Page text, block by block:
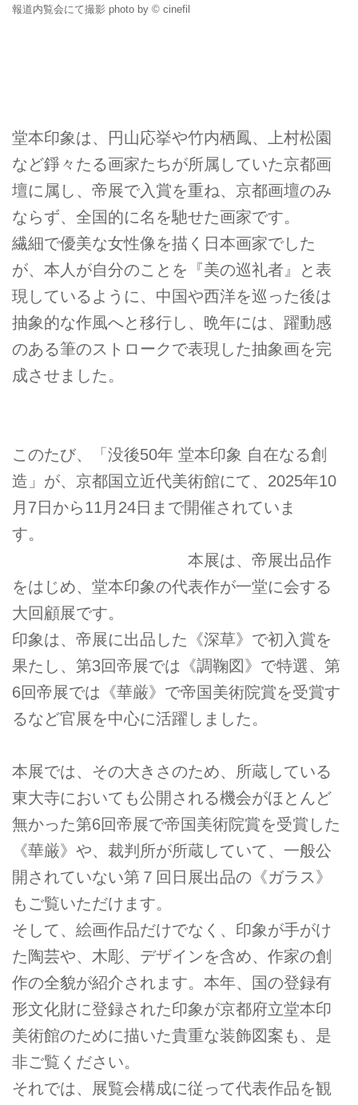
報道内覧会にて撮影 photo by © cinefil
堂本印象は、円山応挙や竹内栖鳳、上村松園
など錚々たる画家たちが所属していた京都画
壇に属し、帝展で入賞を重ね、京都画壇のみ
ならず、全国的に名を馳せた画家です。
繊細で優美な女性像を描く日本画家でした
が、本人が自分のことを『美の巡礼者』と表
現しているように、中国や西洋を巡った後は
抽象的な作風へと移行し、晩年には、躍動感
のある筆のストロークで表現した抽象画を完
成させました。
このたび、「没後50年 堂本印象 自在なる創
造」が、京都国立近代美術館にて、2025年10
月7日から11月24日まで開催されていま
す。
本展は、帝展出品作
をはじめ、堂本印象の代表作が一堂に会する
大回顧展です。
印象は、帝展に出品した《深草》で初入賞を
果たし、第3回帝展では《調鞠図》で特選、第
6回帝展では《華厳》で帝国美術院賞を受賞す
るなど官展を中心に活躍しました。
本展では、その大きさのため、所蔵している
東大寺においても公開される機会がほとんど
無かった第6回帝展で帝国美術院賞を受賞した
《華厳》や、裁判所が所蔵していて、一般公
開されていない第７回日展出品の《ガラス》
もご覧いただけます。
そして、絵画作品だけでなく、印象が手がけ
た陶芸や、木彫、デザインを含め、作家の創
作の全貌が紹介されます。本年、国の登録有
形文化財に登録された印象が京都府立堂本印
美術館のために描いた貴重な装飾図案も、是
非ご覧ください。
それでは、展覧会構成に従って代表作品を観